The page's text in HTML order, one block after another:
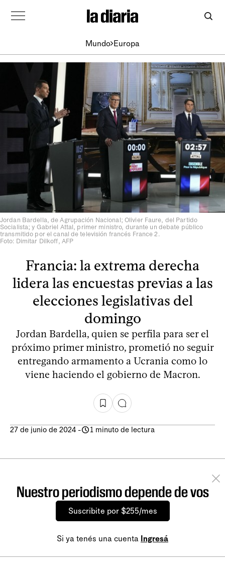
Mundo Europa
Jordan Bardella, de Agrupación Nacional; Olivier Faure, del Partido
Socialista; y Gabriel Attal, primer ministro, durante un debate público
transmitido por el canal de televisión francés France 2.
Foto: Dimitar Dilkoff, AFP
Francia: la extrema derecha
lidera las encuestas previas a las
elecciones legislativas del
domingo
Jordan Bardella, quien se perfila para ser el
próximo primer ministro, prometió no seguir
entregando armamento a Ucrania como lo
viene haciendo el gobierno de Macron.
27 de junio de 2024 - 1 minuto de lectura
Nuestro periodismo depende de vos
Suscribite por $255/mes
Si ya tenés una cuenta Ingresá